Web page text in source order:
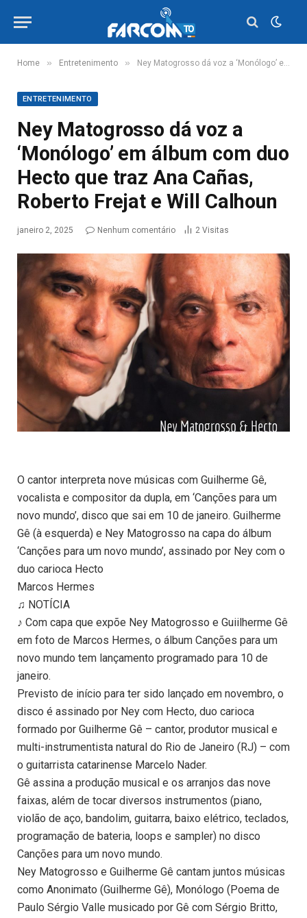
Home » Entretenimento » Ney Matogrosso dá voz a ‘Monólogo’ em álbum com duo Hecto que traz Ana Cañas, Roberto Frejat e Will Calhoun
ENTRETENIMENTO
Ney Matogrosso dá voz a
‘Monólogo’ em álbum com duo
Hecto que traz Ana Cañas,
Roberto Frejat e Will Calhoun
janeiro 2, 2025 Nenhum comentário 2 Visitas
O cantor interpreta nove músicas com Guilherme Gê,
vocalista e compositor da dupla, em ‘Canções para um
novo mundo’, disco que sai em 10 de janeiro. Guilherme
Gê (à esquerda) e Ney Matogrosso na capa do álbum
‘Canções para um novo mundo’, assinado por Ney com o
duo carioca Hecto
Marcos Hermes
♫ NOTÍCIA
♪ Com capa que expõe Ney Matogrosso e Guiilherme Gê
em foto de Marcos Hermes, o álbum Canções para um
novo mundo tem lançamento programado para 10 de
janeiro.
Previsto de início para ter sido lançado em novembro, o
disco é assinado por Ney com Hecto, duo carioca
formado por Guilherme Gê – cantor, produtor musical e
multi-instrumentista natural do Rio de Janeiro (RJ) – com
o guitarrista catarinense Marcelo Nader.
Gê assina a produção musical e os arranjos das nove
faixas, além de tocar diversos instrumentos (piano,
violão de aço, bandolim, guitarra, baixo elétrico, teclados,
programação de bateria, loops e sampler) no disco
Canções para um novo mundo.
Ney Matogrosso e Guilherme Gê cantam juntos músicas
como Anonimato (Guilherme Gê), Monólogo (Poema de
Paulo Sérgio Valle musicado por Gê com Sérgio Britto,